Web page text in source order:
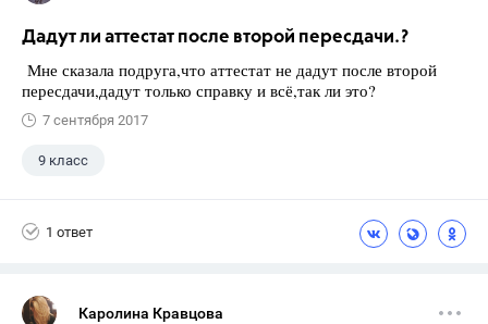
Дадут ли аттестат после второй пересдачи.?
Мне сказала подруга,что аттестат не дадут после второй
пересдачи,дадут только справку и всё,так ли это?
7 сентября 2017
9 класс
1 ответ
Каролина Кравцова